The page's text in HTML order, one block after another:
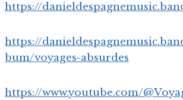
https://
https://
bum/voyages-absurdes
https://www.youtube.com/